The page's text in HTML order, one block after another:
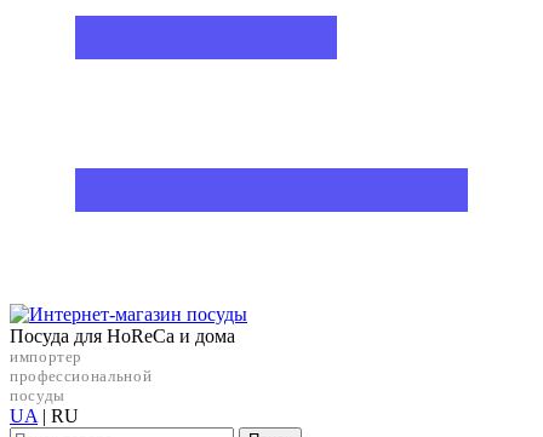
Посуда для HoReCa и дома
импортер
профессиональной
посуды
UA | RU